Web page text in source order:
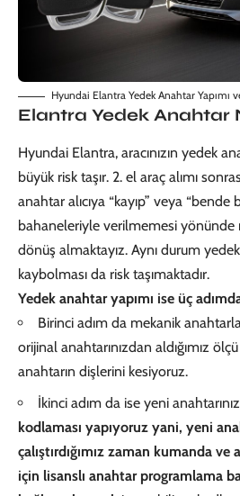
Hyundai Elantra Yedek Anahtar Yapımı
Elantra Yedek Anahtar
Hyundai Elantra, aracınızın yedek
büyük risk taşır. 2. el araç alımı
anahtar alıcıya “kayıp” veya “bende
bahaneleriyle verilmemesi yönünde
dönüş almaktayız. Aynı durum
kaybolması da risk taşımaktadır.
Yedek anahtar yapımı ise üç
Birinci adım da mekanik
orijinal anahtarınızdan aldığımız
anahtarın dişlerini kesiyoruz.
İkinci adım da ise yeni
kodlaması yapıyoruz yani, yeni
çalıştırdığımız zaman kumanda ve
için lisanslı anahtar programlama